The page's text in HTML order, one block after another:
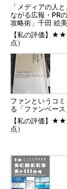
「メディアの人
ながる広報・PR
攻略術」千田 絵美
【私の評価】
点）
ファンというコ
る「ファンベー
【私の評価】
点）